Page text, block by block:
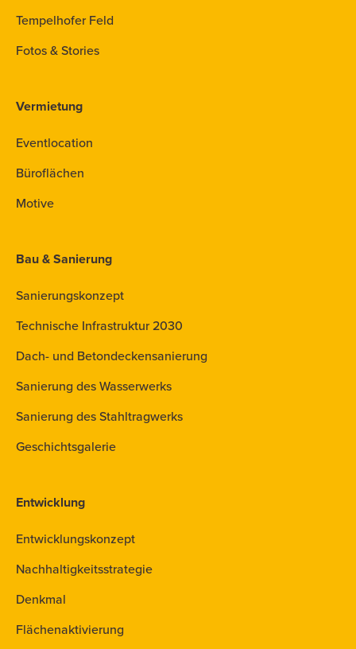
Tempelhofer Feld
Fotos & Stories
Vermietung
Eventlocation
Büroflächen
Motive
Bau & Sanierung
Sanierungskonzept
Technische Infrastruktur 2030
Dach- und Betondeckensanierung
Sanierung des Wasserwerks
Sanierung des Stahltragwerks
Geschichtsgalerie
Entwicklung
Entwicklungskonzept
Nachhaltigkeitsstrategie
Denkmal
Flächenaktivierung